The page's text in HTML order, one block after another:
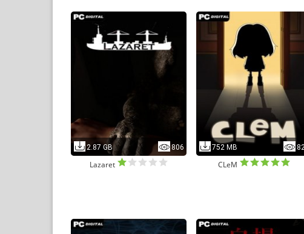
2.87 GB 806
Lazaret
752 MB
CLeM